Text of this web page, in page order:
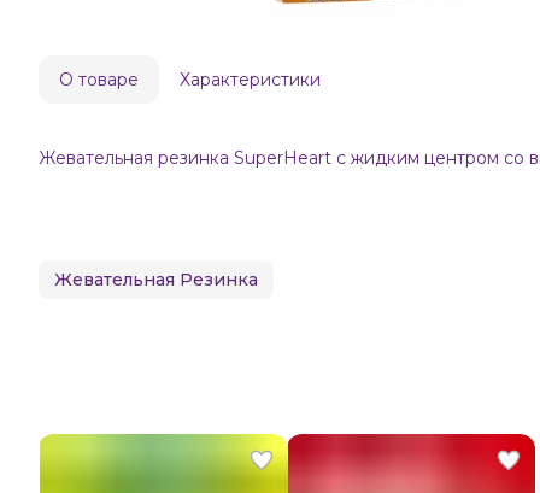
О товаре Характеристики
Жевательная резинка SuperHeart с жидким центром со
Жевательная Резинка